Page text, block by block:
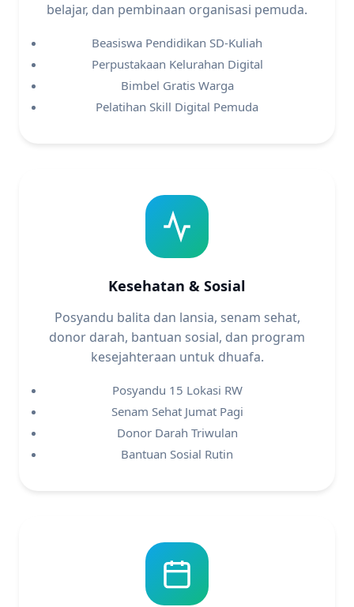
belajar, dan pembinaan organisasi pemuda.
Beasiswa Pendidikan SD-Kuliah
Perpustakaan Kelurahan Digital
Bimbel Gratis Warga
Pelatihan Skill Digital Pemuda
Kesehatan & Sosial
Posyandu balita dan lansia, senam sehat,
donor darah, bantuan sosial, dan program
kesejahteraan untuk dhuafa.
Posyandu 15 Lokasi RW
Senam Sehat Jumat Pagi
Donor Darah Triwulan
Bantuan Sosial Rutin